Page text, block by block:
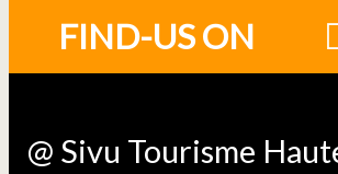
FIND-US ON
@ Sivu Tourisme